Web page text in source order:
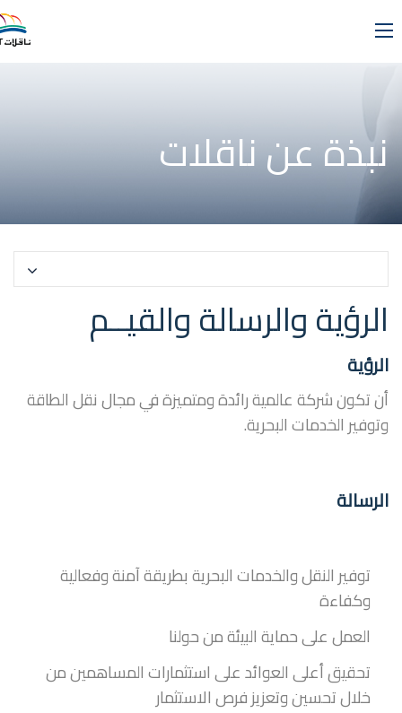
نبذة عن ناقلات
الرؤية والرسالة والقيــم
الرؤية
أن تكون شركة عالمية رائدة ومتميزة في مجال نقل الطاقة
وتوفير الخدمات البحرية.
الرسالة
توفير النقل والخدمات البحرية بطريقة آمنة وفعالية
وكفاءة
العمل على حماية البيئة من حولنا
تحقيق أعلى العوائد على استثمارات المساهمين من
خلال تحسين وتعزيز فرص الاستثمار